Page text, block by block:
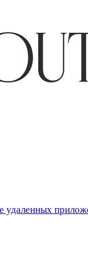
удаленных